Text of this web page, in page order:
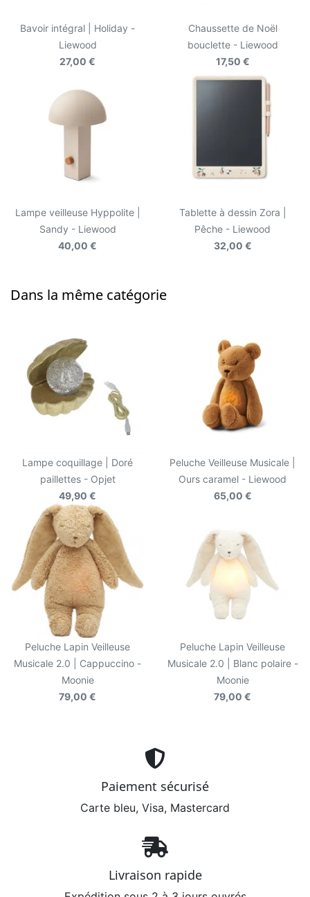
Bavoir intégral | Holiday -
Liewood
27,00 €
Chaussette de Noël
bouclette - Liewood
17,50 €
Lampe veilleuse Hyppolite |
Sandy - Liewood
40,00 €
Tablette à dessin Zora |
Pêche - Liewood
32,00 €
Dans la même catégorie
Lampe coquillage | Doré
paillettes - Opjet
49,90 €
Peluche Veilleuse Musicale |
Ours caramel - Liewood
65,00 €
Peluche Lapin Veilleuse
Musicale 2.0 | Cappuccino -
Moonie
79,00 €
Peluche Lapin Veilleuse
Musicale 2.0 | Blanc polaire -
Moonie
79,00 €
Paiement sécurisé
Carte bleu, Visa, Mastercard
Livraison rapide